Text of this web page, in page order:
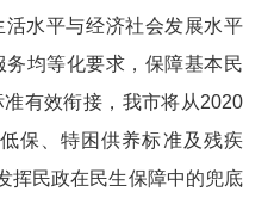
水平与经济社会发展水平
均等化要求，保障基本民
有效衔接，我市将从2020
保、特困供养标准及残疾
挥民政在民生保障中的兜底